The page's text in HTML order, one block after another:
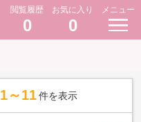
閲覧履歴
0
お気に入り
0
メニュー
1～11 件を表示